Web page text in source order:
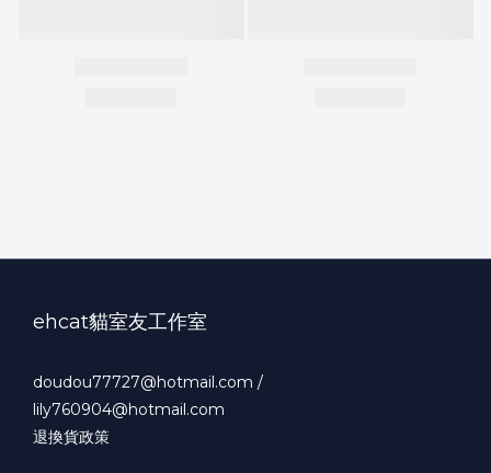
ehcat貓室友工作室
doudou77727@hotmail.com /
lily760904@hotmail.com
退換貨政策